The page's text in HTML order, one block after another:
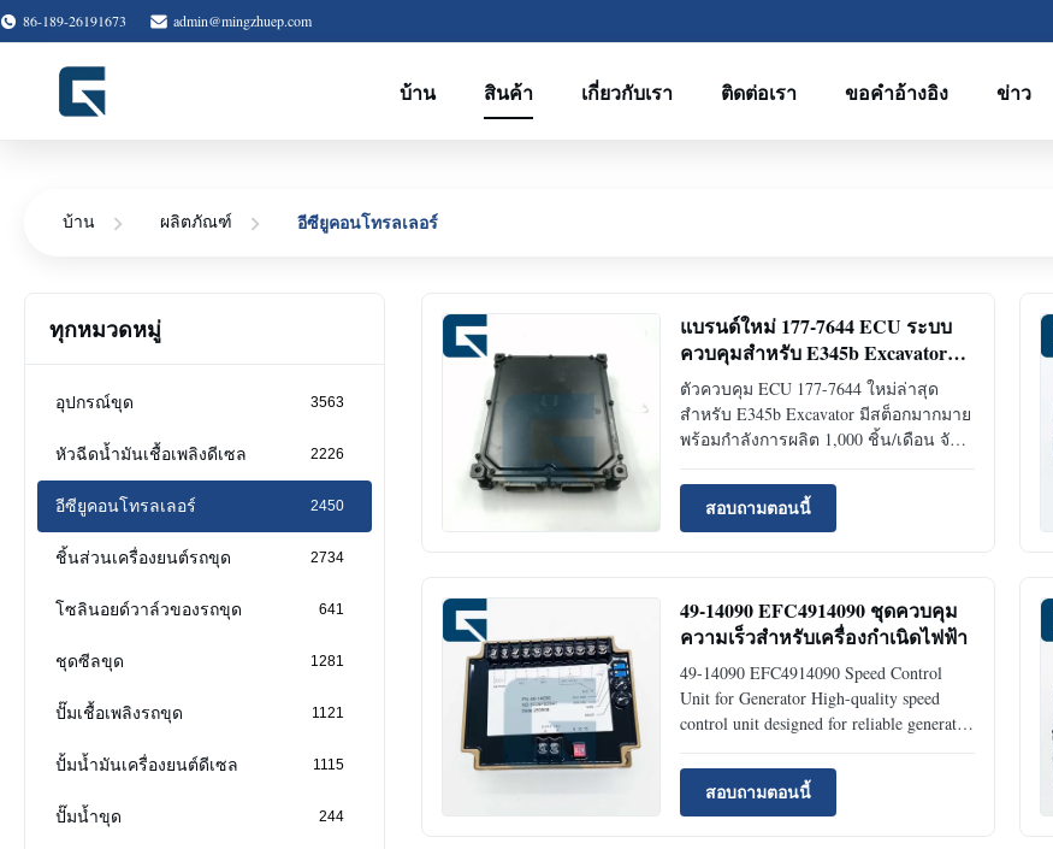
86-189-26191673 admin@mingzhuep.com
บ้าน สินค้า เกี่ยวกับเรา ติดต่อเรา ขอคําอ้างอิง ข่าว
บ้าน ผลิตภัณฑ์ อีซียูคอนโทรลเลอร์
ทุกหมวดหมู่
อุปกรณ์ขุด 3563
หัวฉีดน้ำมันเชื้อเพลิงดีเซล 2226
อีซียูคอนโทรลเลอร์ 2450
ชิ้นส่วนเครื่องยนต์รถขุด 2734
โซลินอยด์วาล์วของรถขุด 641
ชุดซีลขุด 1281
ปั๊มเชื้อเพลิงรถขุด 1121
ปั้มน้ำมันเครื่องยนต์ดีเซล 1115
ปั๊มน้ำขุด 244
แบรนด์ใหม่ 177-7644 ECU ระบบ
ควบคุมสําหรับ E345b Excavator
ด้วยการมี stok ที่รวย
ตัวควบคุม ECU 177-7644 ใหม่ล่าสุด
สำหรับ E345b Excavator มีสต็อกมากมาย
พร้อมกำลังการผลิต 1,000 ชิ้น/เดือน จัด
DHL/FedEx/UPS จากกวางโจว
สอบถามตอนนี้
49-14090 EFC4914090 ชุดควบคุม
ความเร็วสำหรับเครื่องกำเนิดไฟฟ้า
49-14090 EFC4914090 Speed Control
Unit for Generator High-quality speed
control unit designed for reliable generator
Product Specifications Product Name
Speed Control Unit Part Number 49-14090
Brand Name JIAJUE Condition New
สอบถามตอนนี้